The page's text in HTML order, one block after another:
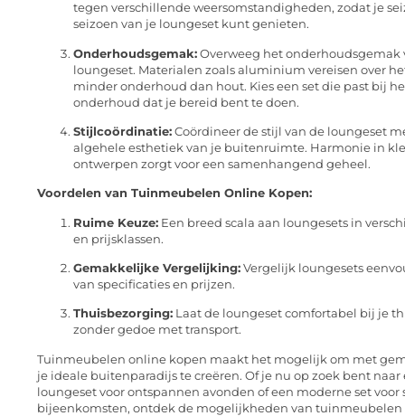
tegen verschillende weersomstandigheden, zodat je
seizoen van je loungeset kunt genieten.
Onderhoudsgemak: Overweeg het onderhoudsgemak
loungeset. Materialen zoals aluminium vereisen over
minder onderhoud dan hout. Kies een set die past bij
onderhoud dat je bereid bent te doen.
Stijlcoördinatie: Coördineer de stijl van de loungeset
algehele esthetiek van je buitenruimte. Harmonie in
ontwerpen zorgt voor een samenhangend geheel.
Voordelen van Tuinmeubelen Online Kopen:
Ruime Keuze: Een breed scala aan loungesets in
en prijsklassen.
Gemakkelijke Vergelijking: Vergelijk loungesets
van specificaties en prijzen.
Thuisbezorging: Laat de loungeset comfortabel bij je
zonder gedoe met transport.
Tuinmeubelen online kopen maakt het mogelijk om met
je ideale buitenparadijs te creëren. Of je nu op zoek bent
loungeset voor ontspannen avonden of een moderne set voor
bijeenkomsten, ontdek de mogelijkheden van tuinmeubelen